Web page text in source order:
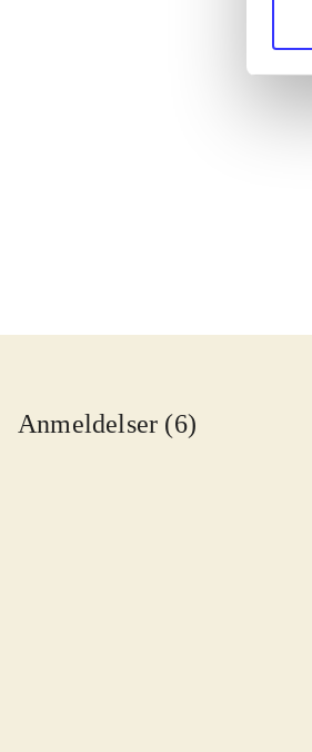
Anmeldelser (6)